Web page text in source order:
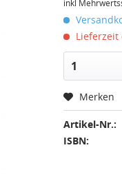
inkl
Lieferzeit
Merken
Artikel-Nr.:
ISBN: